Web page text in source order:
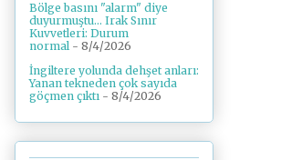
Bölge basını "alarm" diye
duyurmuştu... Irak Sınır
Kuvvetleri: Durum
normal - 8/4/2026
İngiltere yolunda dehşet anları:
Yanan tekneden çok sayıda
göçmen çıktı - 8/4/2026